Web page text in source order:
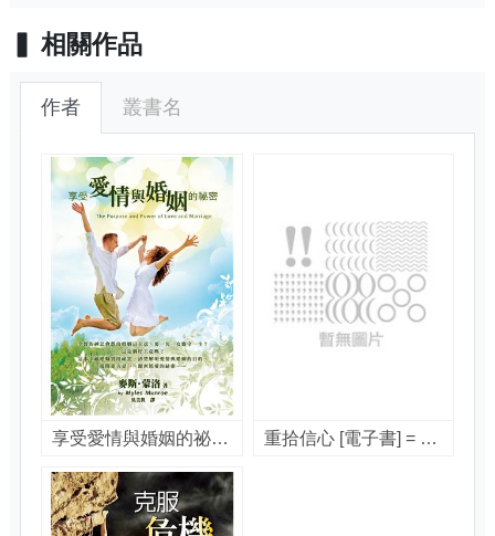
相關作品
作者 叢書名
享受愛情與婚姻的祕密 [電子書] = The purpose and power of love & marriage / 麥斯.蒙洛(Myles Munroe)著 ; 吳美真譯 重拾信心 [電子書] = Rediscovering faith / 麥斯.蒙洛(Myles Munroe)著 ; 林以舜譯